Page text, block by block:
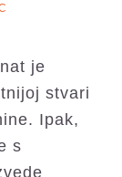
je
stvari
Ipak,
s